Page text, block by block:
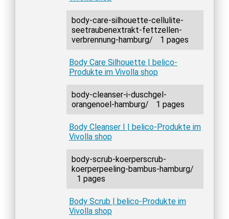
body-care-silhouette-cellulite-
seetraubenextrakt-fettzellen-
verbrennung-hamburg/
1 pages
Body Care Silhouette | belico-
Produkte im Vivolla shop
body-cleanser-i-duschgel-
orangenoel-hamburg/
1 pages
Body Cleanser I | belico-Produkte im
Vivolla shop
body-scrub-koerperscrub-
koerperpeeling-bambus-hamburg/
1 pages
Body Scrub | belico-Produkte im
Vivolla shop